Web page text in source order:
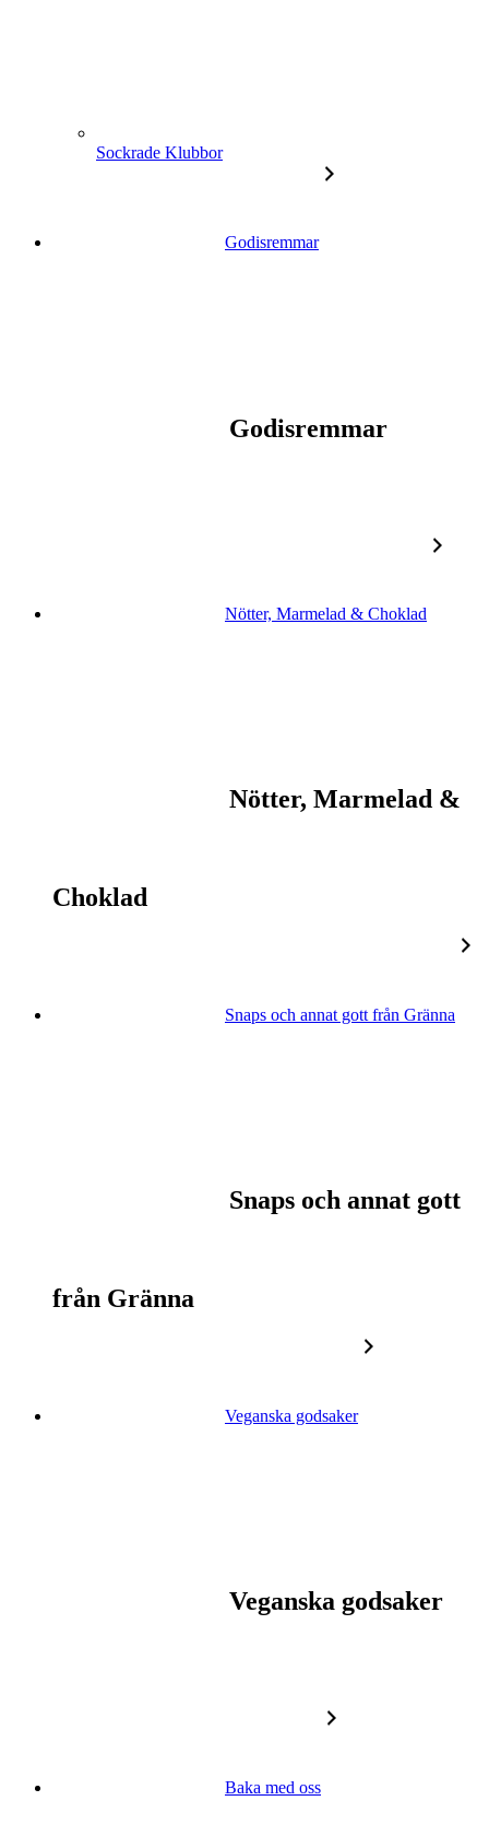
Sockrade Klubbor
Godisremmar
Godisremmar
Nötter, Marmelad & Choklad
Nötter, Marmelad &
Choklad
Snaps och annat gott från Gränna
Snaps och annat gott
från Gränna
Veganska godsaker
Veganska godsaker
Baka med oss